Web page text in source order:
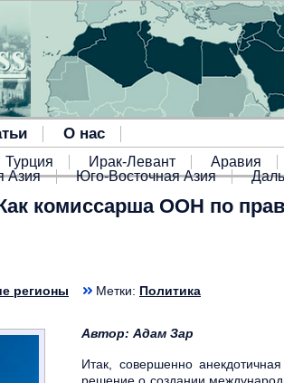
О нас
Турция Ирак-Левант Аравия
Азия Юго-Восточная Азия
комиссарша ООН по
регионы Метки: Политика
Автор: Адам Зар
Итак, совершенно